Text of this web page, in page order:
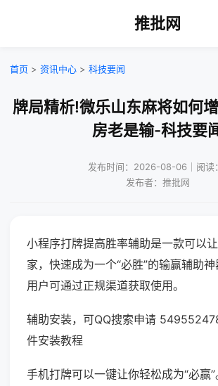
推批网
首页 > 资讯中心 > 科技要闻
牌局精析!微乐山东麻将如何
房老是输-科技要
发布时间：2026-08-06｜阅读
发布者：推批网
小程序打牌提高胜率辅助是一款可以
家，快速成为一个“必胜”的输赢辅助
用户可通过正规渠道获取使用。
辅助安装，可QQ搜索申请
件安装教程
手机打牌可以一键让你轻松成为“必赢